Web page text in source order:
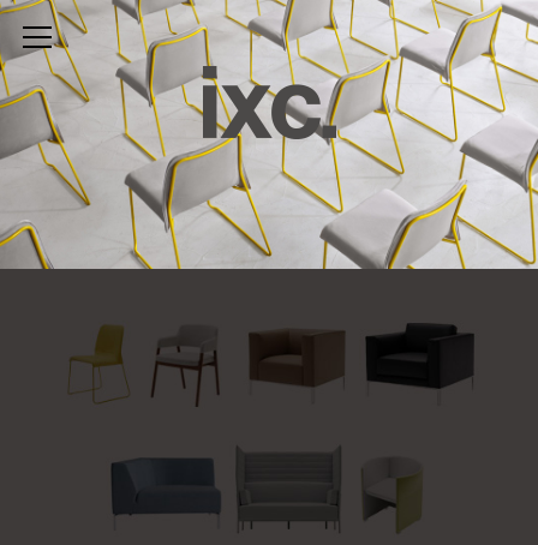
top
cassina
ixc.
home furnishing
interview
photo booth